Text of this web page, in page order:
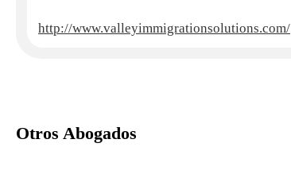
http://www.valleyimmigrationsolutions.com/
Otros Abogados